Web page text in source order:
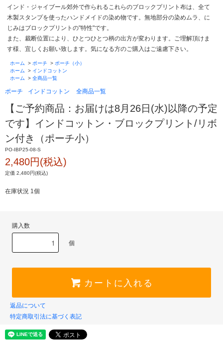
インド・ジャイブール郊外で作られるこれらのブロックプリント布は、全て
木製スタンプを使ったハンドメイドの染め物です。無地部分の染めムラ、に
じみはブロックプリントの"特性"です。
また、裁断位置により、ひとつひとつ柄の出方が変わります。ご理解頂けま
す様、宜しくお願い致します。気になる方のご購入はご遠慮下さい。
ホーム > ポーチ > ポーチ（小）
ホーム
> インドコットン
ホーム
> 全商品一覧
ポーチ インドコットン 全商品一覧
【ご予約商品：お届けは8月26日(水)以降の予定
です】インドコットン・ブロックプリント/リボ
ン付き（ポーチ小）
PO-IBP25-08-S
2,480円(税込)
定価 2,480円(税込)
在庫状況 1個
購入数
個
カートに入れる
返品について
特定商取引法に基づく表記